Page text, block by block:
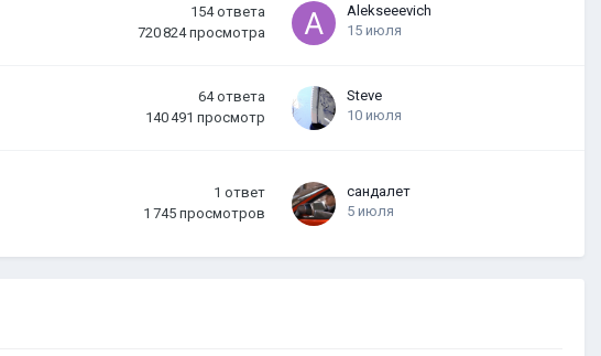
154 ответа
720 824 просмотра
Alekseeevich
15 июля
64 ответа
140 491 просмотр
Steve
10 июля
1 ответ
1 745 просмотров
сандалет
5 июля